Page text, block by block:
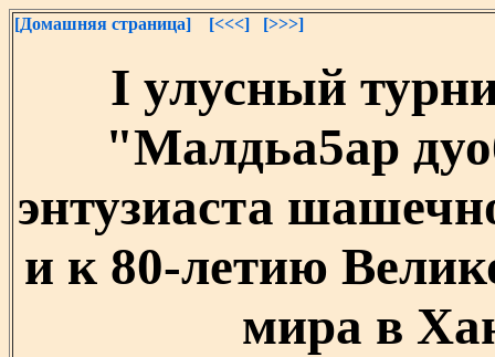
[Домашняя страница] [<<<] [>>>]
I улусный
"Малдьа5ар
энтузиаста
и к 80-летию
мира в